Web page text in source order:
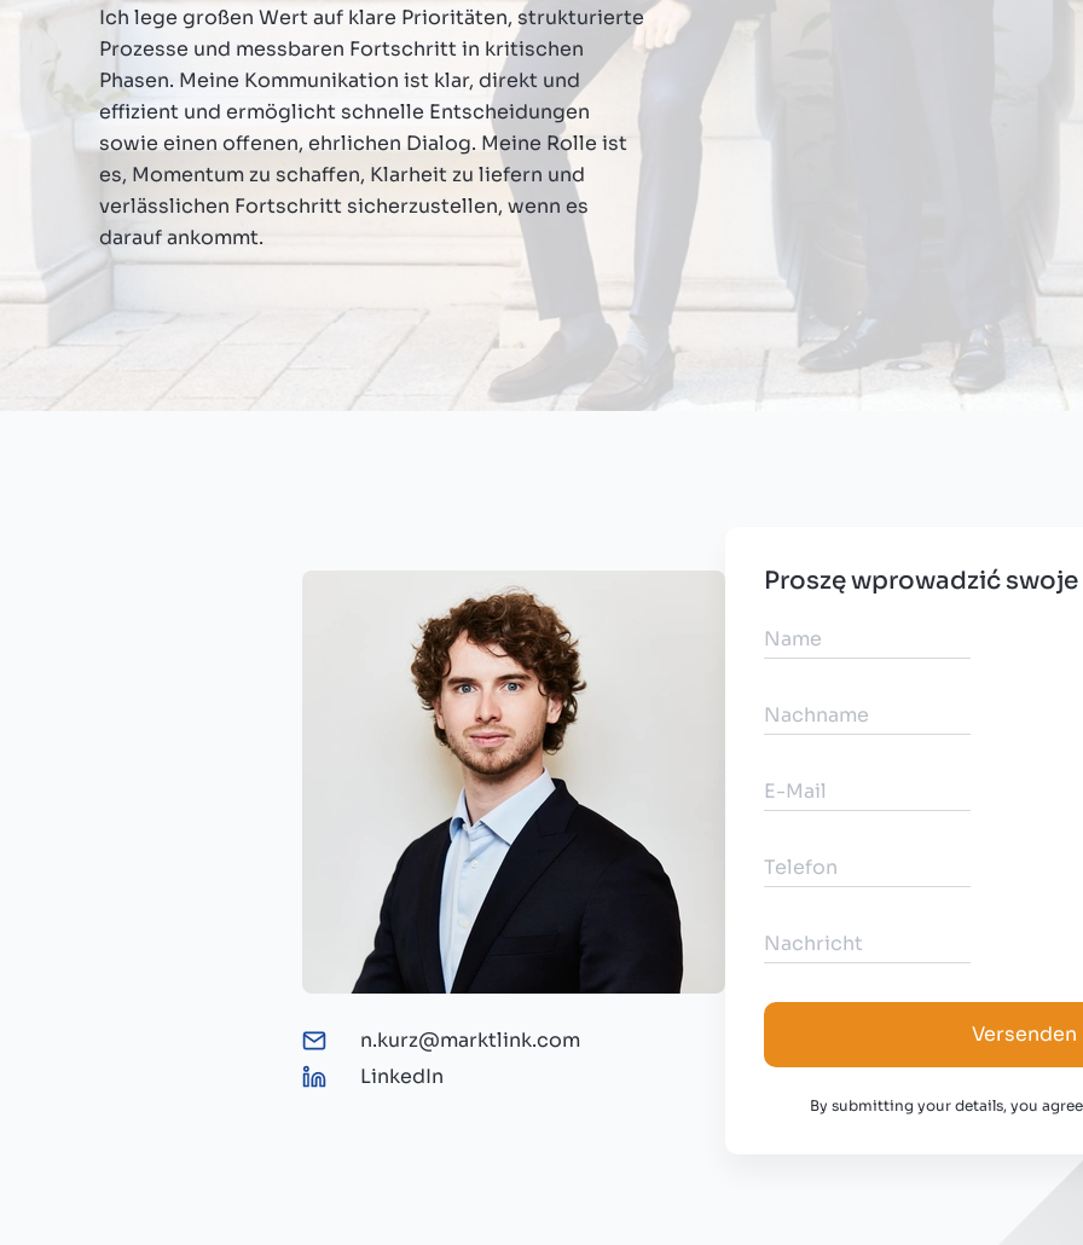
Ich lege großen Wert auf klare Prioritäten, strukturierte
Prozesse und messbaren Fortschritt in kritischen
Phasen. Meine Kommunikation ist klar, direkt und
effizient und ermöglicht schnelle Entscheidungen
sowie einen offenen, ehrlichen Dialog. Meine Rolle ist
es, Momentum zu schaffen, Klarheit zu liefern und
verlässlichen Fortschritt sicherzustellen, wenn es
darauf ankommt.
n.kurz@marktlink.com
LinkedIn
Proszę wprowadzić
Versenden
By submitting your details, you